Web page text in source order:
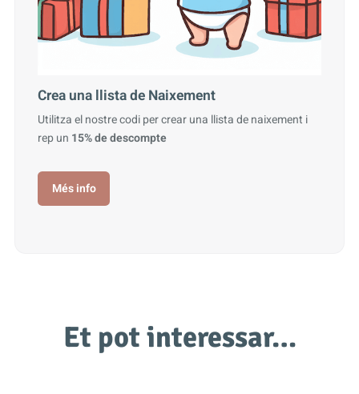
Crea una llista de Naixement
Utilitza el nostre codi per crear una llista de naixement i
rep un 15% de descompte
Més info
Et pot interessar…